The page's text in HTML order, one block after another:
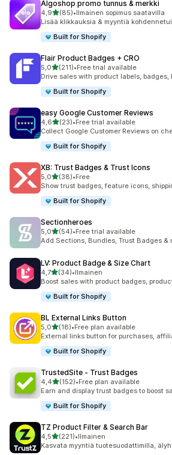
Algoshop promo tunnus & merkki
4,9/ 5 tähteä
(85)
85 arvostelua yhteensä
•Ilmainen sopimus saatavilla
Lisää klikkauksia & myyntiä
Built for Shopify
Flair Product Badges + CRO
5,0/ 5 tähteä
(211)
211 arvostelua yhteensä
•Free trial available
Drive sales with product labels, badges,
Built for Shopify
easy Google Customer Reviews
4,6/ 5 tähteä
(23)
23 arvostelua yhteensä
•Free trial available
Collect Google Customer Reviews on
Built for Shopify
XB: Trust Badges & Trust Icons
5,0/ 5 tähteä
(38)
38 arvostelua yhteensä
•Free
Show trust badges, feature icons,
Built for Shopify
Sectionheroes
5,0/ 5 tähteä
(54)
54 arvostelua yhteensä
•Free trial available
Add Sections, Bundles, Trust Badges &
LV: Product Badge & Size Chart
4,7/ 5 tähteä
(34)
34 arvostelua yhteensä
•Ilmainen
Boost sales with product badges,
Built for Shopify
BL External Links Button
5,0/ 5 tähteä
(18)
18 arvostelua yhteensä
•Free plan available
External links button for purchases,
Built for Shopify
TrustedSite ‑ Trust Badges
4,4/ 5 tähteä
(152)
152 arvostelua yhteensä
•Free plan available
Earn and display trust badges to boost
Built for Shopify
TZ Product Filter & Search Bar
4,5/ 5 tähteä
(221)
221 arvostelua yhteensä
•Ilmainen
Kasvata myyntiä tuotesuodattimilla,